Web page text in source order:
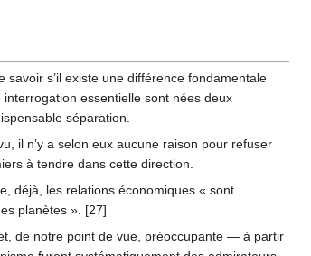
savoir s’il existe une différence fondamentale
essentielle sont nées deux
séparation.
il n’y a selon eux aucune raison pour refuser
à tendre dans cette direction.
déjà, les relations économiques « sont
planètes ». [27]
de notre point de vue, préoccupante — à partir